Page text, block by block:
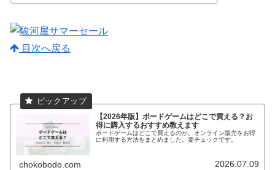
目次へ戻る
【2026年版】ボードゲームはどこで買える？お
得に購入するおすすめ教えます
ボードゲームはどこで買えるのか、オンライン販売をお得
に利用する方法をまとめました。要チェックです。
chokobodo.com 2026.07.09